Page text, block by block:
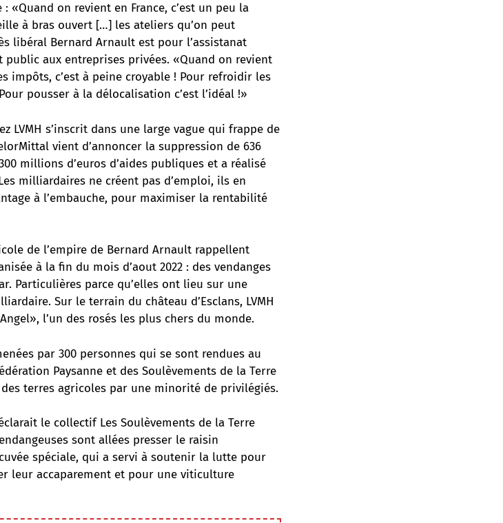
: «Quand on revient en France, c’est un peu la
à bras ouvert […] les ateliers qu’on peut
libéral Bernard Arnault est pour l’assistanat
aux entreprises privées. «Quand on revient
impôts, c’est à peine croyable ! Pour refroidir les
pousser à la délocalisation c’est l’idéal !»
LVMH s’inscrit dans une large vague qui frappe de
vient d’annoncer la suppression de 636
millions d’euros d’aides publiques et a réalisé
milliardaires ne créent pas d’emploi, ils en
à l’embauche, pour maximiser la rentabilité
de l’empire de Bernard Arnault rappellent
à la fin du mois d’aout 2022 : des vendanges
Particulières parce qu’elles ont lieu sur une
Sur le terrain du château d’Esclans, LVMH
l’un des rosés les plus chers du monde.
par 300 personnes qui se sont rendues au
Paysanne et des Soulèvements de la Terre
terres agricoles par une minorité de privilégiés.
le collectif Les Soulèvements de la Terre
sont allées presser le raisin
spéciale, qui a servi à soutenir la lutte pour
leur accaparement et pour une viticulture